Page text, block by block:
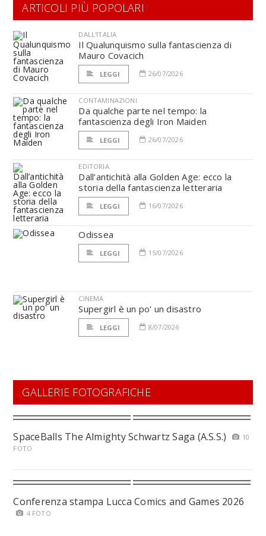
ARTICOLI PIÙ POPOLARI
DALL'ITALIA
Il Qualunquismo sulla fantascienza di
Mauro Covacich
LEGGI 26/07/2026
CONTAMINAZIONI
Da qualche parte nel tempo: la
fantascienza degli Iron Maiden
LEGGI 26/07/2026
EDITORIA
Dall’antichità alla Golden Age: ecco la
storia della fantascienza letteraria
LEGGI 16/07/2026
Odissea
LEGGI 15/07/2026
CINEMA
Supergirl è un po' un disastro
LEGGI 8/07/2026
GALLERIE FOTOGRAFICHE
SpaceBalls The Almighty Schwartz Saga (A.S.S.)
10
FOTO
Conferenza stampa Lucca Comics and Games 2026
4 FOTO